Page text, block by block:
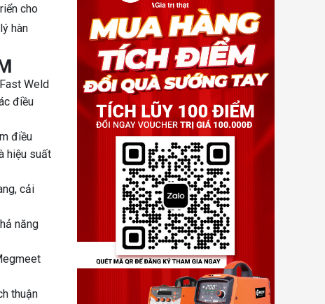
cho
hàn
Weld
điều
điều
hiệu suất
cải
năng
thuận